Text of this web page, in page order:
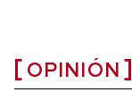
OPINIÓN